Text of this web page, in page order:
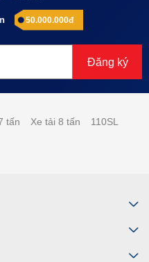
50.000.000đ
Đăng ký
tấn Xe tải 8 tấn
110SL